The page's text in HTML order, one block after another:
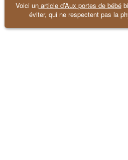
Voici unarticle d’Aux portes de bébé
éviter, qui ne respectent pas la